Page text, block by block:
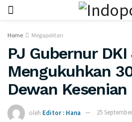
Home Megapolitan
PJ Gubernur
Mengukuhkan
Dewan Kesenian
oleh Editor : Hana 25